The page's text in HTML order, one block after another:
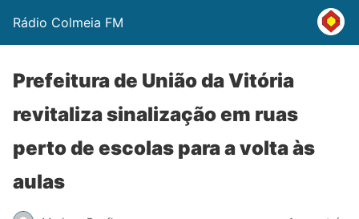
Rádio Colmeia FM
Prefeitura de União da Vitória
revitaliza sinalização em ruas
perto de escolas para a volta às
aulas